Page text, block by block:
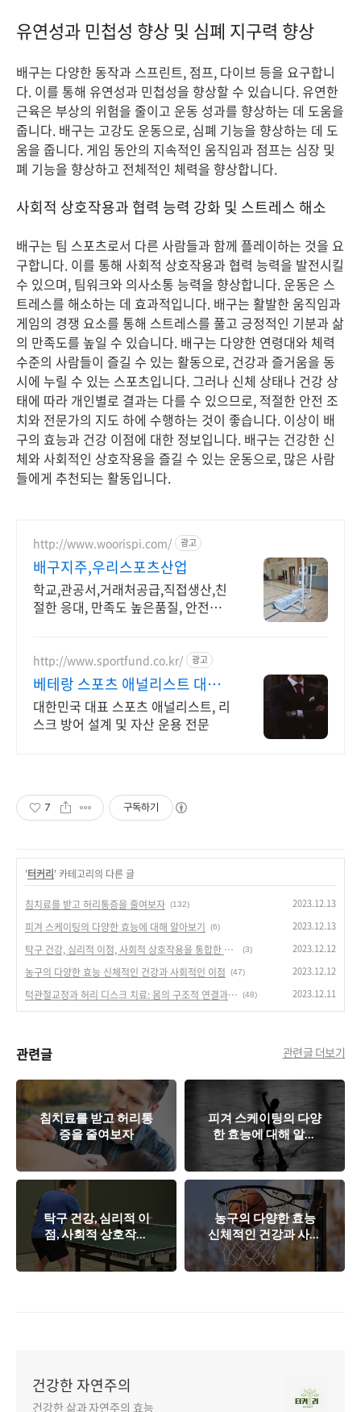
유연성과 민첩성 향상 및 심폐 지구력 향상
배구는 다양한 동작과 스프린트, 점프, 다이브 등을 요구합니
다. 이를 통해 유연성과 민첩성을 향상할 수 있습니다. 유연한
근육은 부상의 위험을 줄이고 운동 성과를 향상하는 데 도움을
줍니다. 배구는 고강도 운동으로, 심폐 기능을 향상하는 데 도
움을 줍니다. 게임 동안의 지속적인 움직임과 점프는 심장 및
폐 기능을 향상하고 전체적인 체력을 향상합니다.
사회적 상호작용과 협력 능력 강화 및 스트레스 해소
배구는 팀 스포츠로서 다른 사람들과 함께 플레이하는 것을 요
구합니다. 이를 통해 사회적 상호작용과 협력 능력을 발전시킬
수 있으며, 팀워크와 의사소통 능력을 향상합니다. 운동은 스
트레스를 해소하는 데 효과적입니다. 배구는 활발한 움직임과
게임의 경쟁 요소를 통해 스트레스를 풀고 긍정적인 기분과 삶
의 만족도를 높일 수 있습니다. 배구는 다양한 연령대와 체력
수준의 사람들이 즐길 수 있는 활동으로, 건강과 즐거움을 동
시에 누릴 수 있는 스포츠입니다. 그러나 신체 상태나 건강 상
태에 따라 개인별로 결과는 다를 수 있으므로, 적절한 안전 조
치와 전문가의 지도 하에 수행하는 것이 좋습니다. 이상이 배
구의 효능과 건강 이점에 대한 정보입니다. 배구는 건강한 신
체와 사회적인 상호작용을 즐길 수 있는 운동으로, 많은 사람
들에게 추천되는 활동입니다.
http://www.woorispi.com/ 광고
배구지주,우리스포츠산업
학교,관공서,거래처공급,직접생산,친
절한 응대, 만족도 높은품질, 안전인
http://www.sportfund.co.kr/ 광고
베테랑 스포츠 애널리스트 대한
민국 1순위 전력 분석가
대한민국 대표 스포츠 애널리스트, 리
스크 방어 설계 및 자산 운용 전문
7 구독하기
'터커리' 카테고리의 다른 글
침치료를 받고 허리통증을 줄여보자 (132) 2023.12.13
피겨 스케이팅의 다양한 효능에 대해 알아보기 (6) 2023.12.13
탁구 건강, 심리적 이점, 사회적 상호작용을 통합한 완벽한 스포츠 (3) 2023.12.12
농구의 다양한 효능 신체적인 건강과 사회적인 이점 (47) 2023.12.12
턱관절교정과 허리 디스크 치료: 몸의 구조적 연결과 상호작용 (48) 2023.12.11
관련글 관련글 더보기
침치료를 받고 허리통
증을 줄여보자
피겨 스케이팅의 다양
한 효능에 대해 알아
보기
탁구 건강, 심리적 이
점, 사회적 상호작용
을 통합한 완벽한 스
포츠
농구의 다양한 효능
신체적인 건강과 사회
적인 이점
건강한 자연주의
건강한 삶과 자연주의 효능